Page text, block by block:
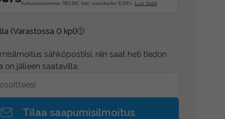
Kokonaissumma 780.6€, tod. vuosikorko 8.29%. Lue lisää
(Varastossa 0 kpl)
sähköpostiisi, niin saat heti tiedon
on jälleen saatavilla.
Tilaa saapumisilmoitus